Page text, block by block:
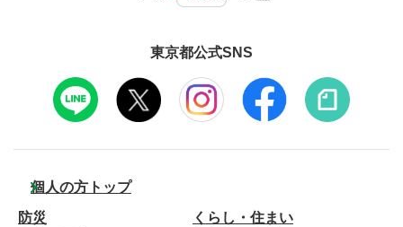
東京都公式SNS
個人の方トップ
防災
くらし・住まい